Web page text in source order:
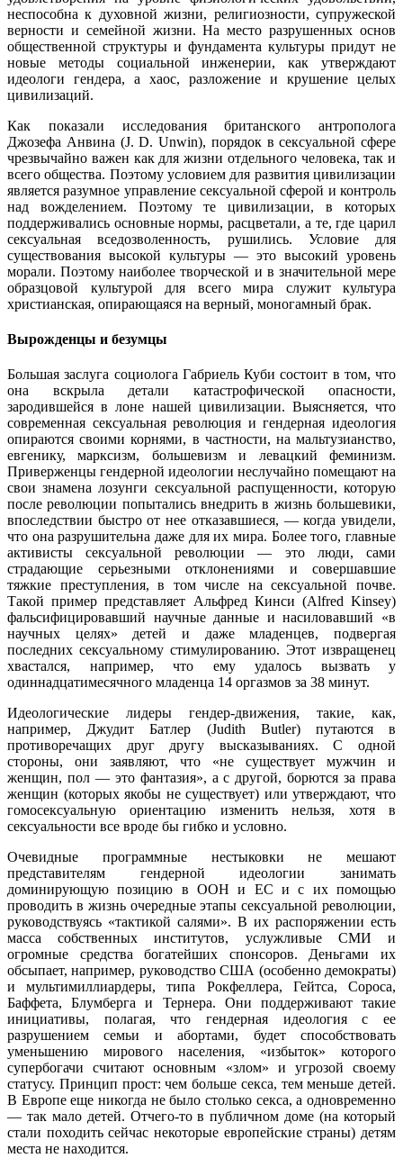
неспособна к духовной жизни, религиозности, супружеской
верности и семейной жизни. На место разрушенных основ
общественной структуры и фундамента культуры придут не
новые методы социальной инженерии, как утверждают
идеологи гендера, а хаос, разложение и крушение целых
цивилизаций.
Как показали исследования британского антрополога
Джозефа Анвина (J. D. Unwin), порядок в сексуальной сфере
чрезвычайно важен как для жизни отдельного человека, так и
всего общества. Поэтому условием для развития цивилизации
является разумное управление сексуальной сферой и контроль
над вожделением. Поэтому те цивилизации, в которых
поддерживались основные нормы, расцветали, а те, где царил
сексуальная вседозволенность, рушились. Условие для
существования высокой культуры — это высокий уровень
морали. Поэтому наиболее творческой и в значительной мере
образцовой культурой для всего мира служит культура
христианская, опирающаяся на верный, моногамный брак.
Вырожденцы и безумцы
Большая заслуга социолога Габриель Куби состоит в том, что
она вскрыла детали катастрофической опасности,
зародившейся в лоне нашей цивилизации. Выясняется, что
современная сексуальная революция и гендерная идеология
опираются своими корнями, в частности, на мальтузианство,
евгенику, марксизм, большевизм и левацкий феминизм.
Приверженцы гендерной идеологии неслучайно помещают на
свои знамена лозунги сексуальной распущенности, которую
после революции попытались внедрить в жизнь большевики,
впоследствии быстро от нее отказавшиеся, — когда увидели,
что она разрушительна даже для их мира. Более того, главные
активисты сексуальной революции — это люди, сами
страдающие серьезными отклонениями и совершавшие
тяжкие преступления, в том числе на сексуальной почве.
Такой пример представляет Альфред Кинси (Alfred Kinsey)
фальсифицировавший научные данные и насиловавший «в
научных целях» детей и даже младенцев, подвергая
последних сексуальному стимулированию. Этот извращенец
хвастался, например, что ему удалось вызвать у
одиннадцатимесячного младенца 14 оргазмов за 38 минут.
Идеологические лидеры гендер-движения, такие, как,
например, Джудит Батлер (Judith Butler) путаются в
противоречащих друг другу высказываниях. С одной
стороны, они заявляют, что «не существует мужчин и
женщин, пол — это фантазия», а с другой, борются за права
женщин (которых якобы не существует) или утверждают, что
гомосексуальную ориентацию изменить нельзя, хотя в
сексуальности все вроде бы гибко и условно.
Очевидные программные нестыковки не мешают
представителям гендерной идеологии занимать
доминирующую позицию в ООН и ЕС и с их помощью
проводить в жизнь очередные этапы сексуальной революции,
руководствуясь «тактикой салями». В их распоряжении есть
масса собственных институтов, услужливые СМИ и
огромные средства богатейших спонсоров. Деньгами их
обсыпает, например, руководство США (особенно демократы)
и мультимиллиардеры, типа Рокфеллера, Гейтса, Сороса,
Баффета, Блумберга и Тернера. Они поддерживают такие
инициативы, полагая, что гендерная идеология с ее
разрушением семьи и абортами, будет способствовать
уменьшению мирового населения, «избыток» которого
супербогачи считают основным «злом» и угрозой своему
статусу. Принцип прост: чем больше секса, тем меньше детей.
В Европе еще никогда не было столько секса, а одновременно
— так мало детей. Отчего-то в публичном доме (на который
стали походить сейчас некоторые европейские страны) детям
места не находится.